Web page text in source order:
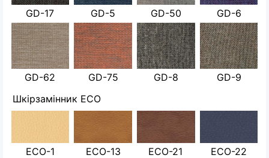
GD-17 GD-5 GD-50 GD-6
GD-62 GD-75 GD-8
GD-9
Шкірзамінник ECO
ECO-1 ECO-13 ECO-21 ECO-22